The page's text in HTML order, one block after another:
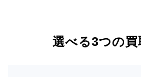
選べる3つの買